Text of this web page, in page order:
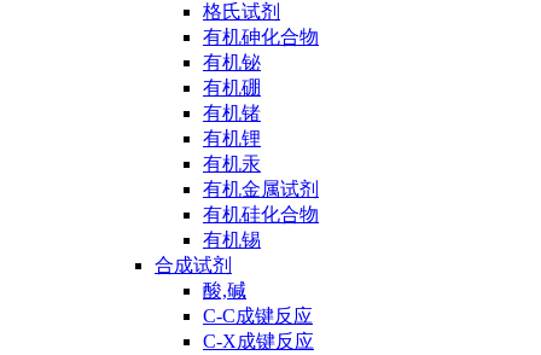
格氏试剂
有机砷化合物
有机铋
有机硼
有机锗
有机锂
有机汞
有机金属试剂
有机硅化合物
有机锡
合成试剂
酸,碱
C-C成键反应
C-X成键反应